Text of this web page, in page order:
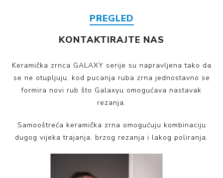
PREGLED
KONTAKTIRAJTE NAS
Keramička zrnca GALAXY serije su napravljena tako da
se ne otupljuju, kod pucanja ruba zrna jednostavno se
formira novi rub što Galaxyu omogućava nastavak
rezanja.
Samooštreća keramička zrna omogućuju kombinaciju
dugog vijeka trajanja, brzog rezanja i lakog poliranja.